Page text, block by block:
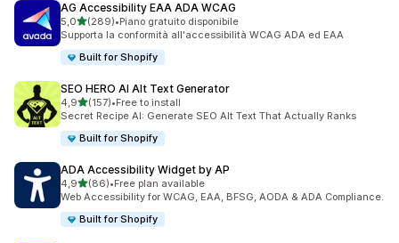
AG Accessibility EAA ADA WCAG
5,0stelle su 5
(289)
289 recensioni totali
•Piano gratuito disponibile
Supporta la conformità all'accessibilità WCAG ADA ed EAA
Built for Shopify
SEO HERO AI Alt Text Generator
4,9stelle su 5
(157)
157 recensioni totali
•Free to install
Secret Recipe AI: Generate SEO Alt Text That Actually Ranks
Built for Shopify
ADA Accessibility Widget by AP
4,9stelle su 5
(86)
86 recensioni totali
•Free plan available
Web Accessibility for WCAG, EAA, BFSG, AODA & ADA Compliance.
Built for Shopify